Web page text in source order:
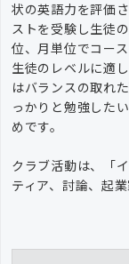
状の英語力を評価
ストを受験し生徒
位、月単位でコー
生徒のレベルに適
はバランスの取れ
っかりと勉強した
めです。
クラブ活動は、「
ティア、討論、起